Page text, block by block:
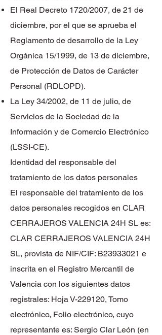
El Real Decreto 1720/2007, de 21 de
diciembre, por el que se aprueba el
Reglamento de desarrollo de la Ley
Orgánica 15/1999, de 13 de diciembre,
de Protección de Datos de Carácter
Personal (RDLOPD).
La Ley 34/2002, de 11 de julio, de
Servicios de la Sociedad de la
Información y de Comercio Electrónico
(LSSI-CE).
Identidad del responsable del
tratamiento de los datos personales
El responsable del tratamiento de los
datos personales recogidos en CLAR
CERRAJEROS VALENCIA 24H SL es:
CLAR CERRAJEROS VALENCIA 24H
SL, provista de NIF/CIF: B23933021 e
inscrita en el Registro Mercantil de
Valencia con los siguientes datos
registrales: Hoja V-229120, Tomo
electrónico, Folio electrónico, cuyo
representante es: Sergio Clar León (en